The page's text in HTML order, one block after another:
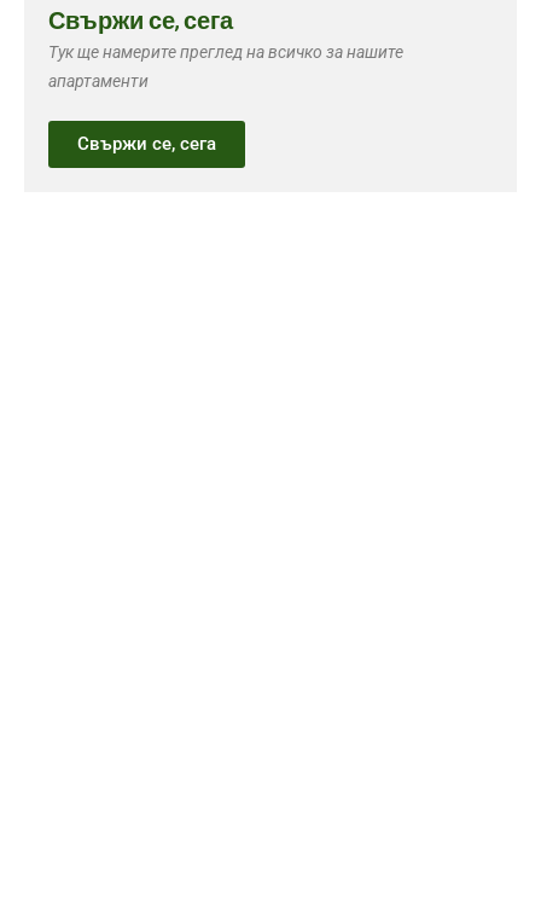
Свържи се, сега
Тук ще намерите преглед на всичко за нашите
апартаменти
Свържи се, сега